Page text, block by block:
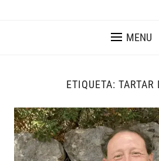
MENU
ETIQUETA: TARTAR